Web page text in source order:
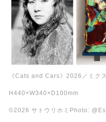
《Cats and Cars》2026／ミク
H440×W340×D100mm
©︎2026 サトウリホミPhoto: